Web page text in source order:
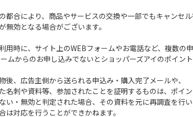
都合により、商品やサービスの交換や一部でもキャンセル
効となる場合がございます。
用時に、サイト上のWEBフォームやお電話など、複数の
ムからのお申し込みでないとショッパーズアイのポイント
後、広告主側から送られる申込み・購入完了メールや、
名刺や資料等、参加されたことを証明するものは、ポイ
い・無効と判定された場合、その資料を元に再調査を行い
対応を行うことができかねます。